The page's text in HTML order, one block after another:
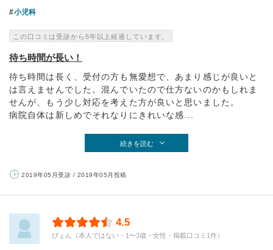
小児科
この口コミは受診から5年以上経過しています。
待ち時間が長い！
待ち時間は長く、受付の方も無愛想で、あまり感じが良いと
は言えませんでした。混んでいたので仕方ないのかもしれま
せんが、もう少し対応を考えた方が良いと思いました。
病院自体は新しめでそれなりにきれいな感...
続きを読む
2019年05月受診 / 2019年05月投稿
4.5
ぴょん（本人ではない・1〜3歳・女性・掲載口コミ1件）